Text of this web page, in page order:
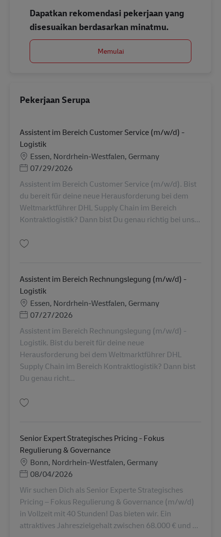
Dapatkan rekomendasi pekerjaan yang
disesuaikan berdasarkan minatmu.
Memulai
Pekerjaan Serupa
Assistent im Bereich Customer Service (m/w/d) -
Logistik
LokasiEssen, Nordrhein-Westfalen, Germany
Posted Date
07/29/2026
Assistent im Bereich Customer Service (m/w/d). Bist
du bereit für deine neue Herausforderung bei dem
Weltmarktführer DHL Supply Chain im Bereich
Kontraktlogistik? Dann bist Du genau richtig bei uns...
Assistent im Bereich Rechnungslegung (m/w/d) -
Logistik
LokasiEssen, Nordrhein-Westfalen, Germany
Posted Date
07/27/2026
Assistent im Bereich Rechnungslegung (m/w/d) -
Logistik. Bist du bereit für deine neue
Herausforderung bei dem Weltmarktführer DHL
Supply Chain im Bereich Kontraktlogistik? Dann bist
Du genau richt...
Senior Expert Strategisches Pricing - Fokus
Regulierung & Governance
LokasiBonn, Nordrhein-Westfalen, Germany
Posted Date
08/04/2026
Wir suchen Dich als Senior Experte Strategisches
Pricing – Fokus Regulierung & Governance (m/w/d)
in Vollzeit mit 40 Stunden! Das bieten wir. Ein
attraktives Jahreszielgehalt zwischen 68.000 € und ...